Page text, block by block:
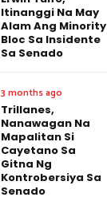
Itinanggi Na May
Alam Ang Minority
Bloc Sa Insidente
Sa Senado
3 months ago
Trillanes,
Nanawagan Na
Mapalitan Si
Cayetano Sa
Gitna Ng
Kontrobersiya Sa
Senado